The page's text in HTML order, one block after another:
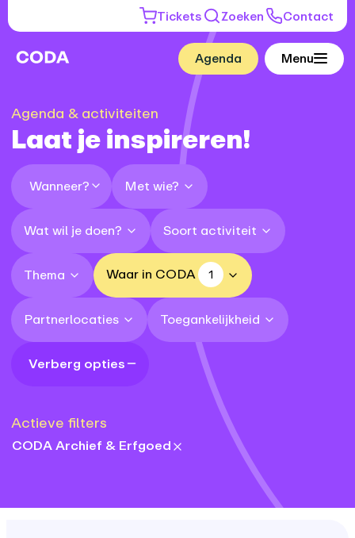
Tickets Zoeken Contact
Agenda Menu
Agenda & activiteiten
Laat je inspireren!
Wanneer? Met wie?
Wat wil je doen? Soort activiteit
Thema Waar in CODA 1
Partnerlocaties Toegankelijkheid
Verberg opties
Actieve filters
departments:
CODA Archief & Erfgoed